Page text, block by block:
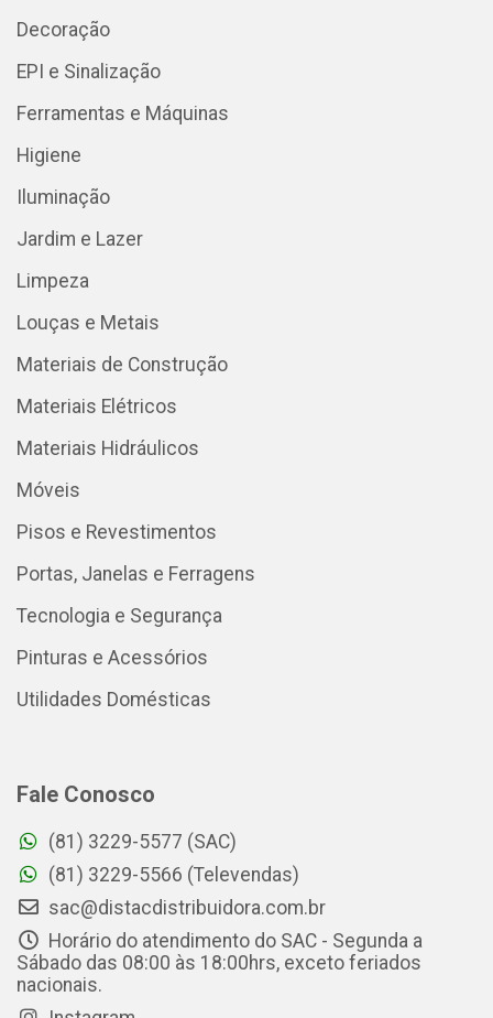
Decoração
EPI e Sinalização
Ferramentas e Máquinas
Higiene
Iluminação
Jardim e Lazer
Limpeza
Louças e Metais
Materiais de Construção
Materiais Elétricos
Materiais Hidráulicos
Móveis
Pisos e Revestimentos
Portas, Janelas e Ferragens
Tecnologia e Segurança
Pinturas e Acessórios
Utilidades Domésticas
Fale Conosco
(81) 3229-5577 (SAC)
(81) 3229-5566 (Televendas)
sac@distacdistribuidora.com.br
Horário do atendimento do SAC - Segunda a
Sábado das 08:00 às 18:00hrs, exceto feriados
nacionais.